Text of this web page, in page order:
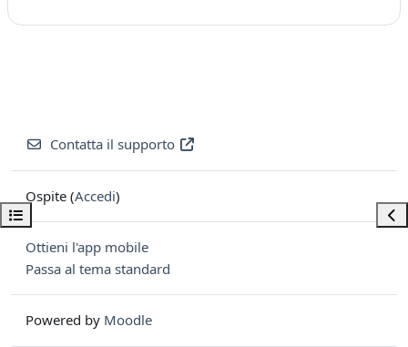
Apri indice del corso
Contatta il supporto
Ospite (Accedi)
Ottieni l'app mobile
Passa al tema standard
Powered by Moodle